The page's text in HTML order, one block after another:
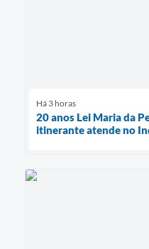
Há 3 horas
20 anos Lei Maria da
itinerante atende no